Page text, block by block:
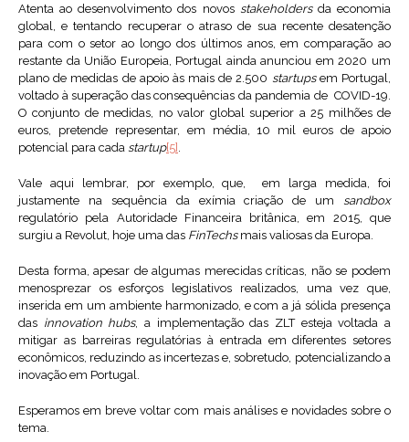
Atenta ao desenvolvimento dos novos stakeholdersda economia
global, e tentando recuperar o atraso de sua recente desatenção
para com o setor ao longo dos últimos anos, em comparação ao
restante da União Europeia, Portugal ainda anunciou em 2020 um
plano de medidas de apoio às mais de 2.500 startupsem Portugal,
voltado à superação das consequências da pandemia de COVID-19.
O conjunto de medidas, no valor global superior a 25 milhões de
euros, pretende representar, em média, 10 mil euros de apoio
potencial para cada startup[5] .
Vale aqui lembrar, por exemplo, que, em larga medida, foi
justamente na sequência da exímia criação de um sandbox
regulatório pela Autoridade Financeira britânica, em 2015, que
surgiu a Revolut, hoje uma das FinTechsmais valiosas da Europa.
Desta forma, apesar de algumas merecidas críticas, não se podem
menosprezar os esforços legislativos realizados, uma vez que,
inserida em um ambiente harmonizado, e com a já sólida presença
das innovation hubs, a implementação das ZLT esteja voltada a
mitigar as barreiras regulatórias à entrada em diferentes setores
econômicos, reduzindo as incertezas e, sobretudo, potencializando a
inovação em Portugal.
Esperamos em breve voltar com mais análises e novidades sobre o
tema.